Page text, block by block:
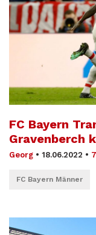
FC Bayern
Gravenberch
Georg • 18.06.2022 •
FC Bayern Männer